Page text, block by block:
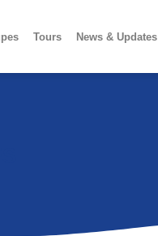
Tours News & Updates